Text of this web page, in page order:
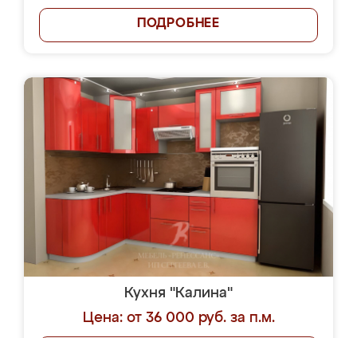
ПОДРОБНЕЕ
Кухня "Калина"
Цена: от 36 000 руб. за п.м.